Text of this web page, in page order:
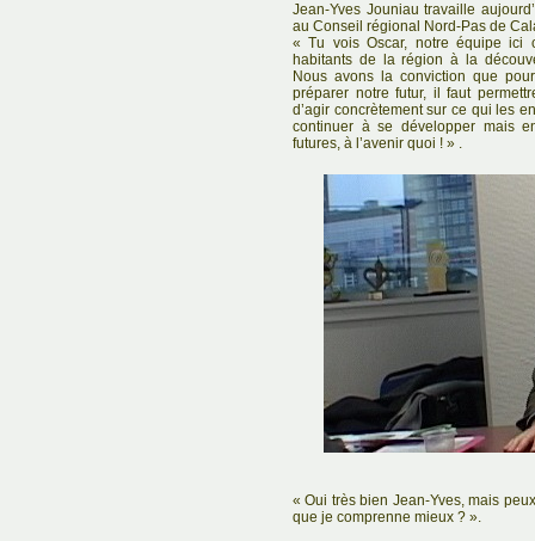
Jean-Yves Jouniau travaille
au Conseil régional Nord-Pas de
« Tu vois Oscar, notre équipe ici
habitants de la région à la
Nous avons la conviction que
préparer notre futur, il faut
d’agir concrètement sur ce qui les
continuer à se développer mais
futures, à l’avenir quoi ! » .
« Oui très bien Jean-Yves, mais
que je comprenne mieux ? ».